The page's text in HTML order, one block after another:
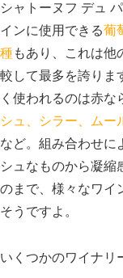
シャトーヌフ デュ
インに使用できる葡
種もあり、これは他
較して最多を誇りま
く使われるのは赤な
シュ、シラー、ムー
など。組み合わせに
シュなものから凝縮
のまで、様々なワイ
そうですよ。
いくつかのワイナリ